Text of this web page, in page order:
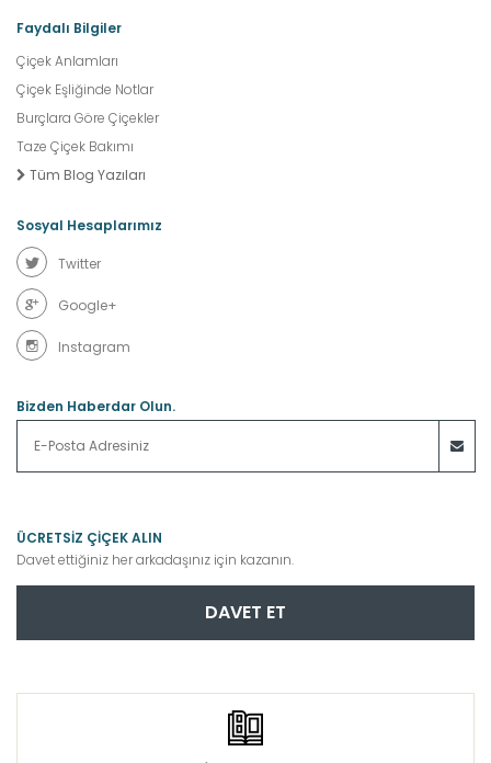
Faydalı Bilgiler
Çiçek Anlamları
Çiçek Eşliğinde Notlar
Burçlara Göre Çiçekler
Taze Çiçek Bakımı
Tüm Blog Yazıları
Sosyal Hesaplarımız
Twitter
Google+
Instagram
Bizden Haberdar Olun.
ÜCRETSİZ ÇİÇEK ALIN
Davet ettiğiniz her arkadaşınız için kazanın.
DAVET ET